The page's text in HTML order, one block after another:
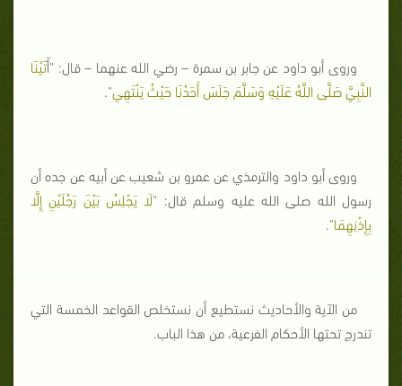
وروى أبو داود عن جابر بن سمرة – رضي الله عنهما – قال: "أَتَيْنَا
النَّبِيَّ صَلَّى اللَّهُ عَلَيْهِ وَسَلَّمَ جَلَسَ أَحَدُنَا حَيْثُ يَنْتَهِي".
وروى أبو داود والترمذي عن عمرو بن شعيب عن أبيه عن جده أن
رسول الله صلى الله عليه وسلم قال: "لَا يَجْلِسُ بَيْنَ رَجُلَيْنِ إِلَّا
بِإِذْنِهِمَا".
من الآية والأحاديث نستطيع أن نستخلص القواعد الخمسة التي
تندرج تحتها الأحكام الفرعية، من هذا الباب.